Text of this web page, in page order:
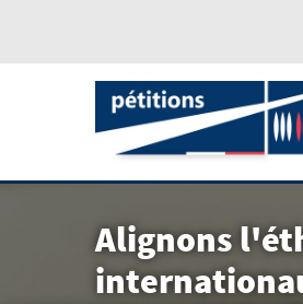
Alignons